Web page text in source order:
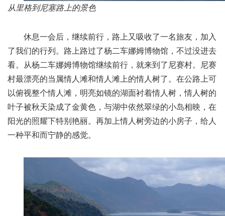
从里格到尼塞路上的景色
休息一会后，继续前行，路上又吸收了一名旅友，加入
了我们的行列。路上路过了杨二车娜姆博物馆，不过没进去
看。从杨二车娜姆博物馆继续前行，就来到了尼赛村。尼赛
村最漂亮的当属情人滩和情人滩上的情人树了。在公路上可
以俯视整个情人滩，明亮如镜的湖面衬着情人树，情人树的
叶子被秋天染成了金黄色，与湖中依然翠绿的小岛相映，在
阳光的照耀下特别艳丽。再加上情人树旁边的小房子，给人
一种平和而宁静的感觉。